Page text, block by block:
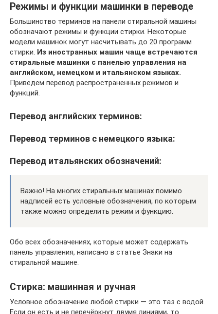
Режимы и функции машинки в переводе
Большинство терминов на панели стиральной машины
обозначают режимы и функции стирки. Некоторые
модели машинок могут насчитывать до 20 программ
стирки. Из иностранных машин чаще встречаются
стиральные машинки с панелью управления на
английском, немецком и итальянском языках.
Приведем перевод распространенных режимов и
функций.
Перевод английских терминов:
Перевод терминов с немецкого языка:
Перевод итальянских обозначений:
Важно! На многих стиральных машинах помимо
надписей есть условные обозначения, по которым
также можно определить режим и функцию.
Обо всех обозначениях, которые может содержать
панель управления, написано в статье Знаки на
стиральной машине.
Стирка: машинная и ручная
Условное обозначение любой стирки — это таз с водой.
Если он есть и не перечёркнут двумя линиями, то